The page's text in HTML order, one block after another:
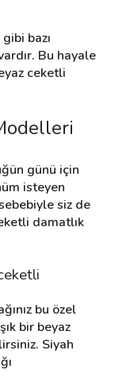
bazı
Bu hayale
ceketli
günü için
isteyen
siz de
damatlık
bu özel
bir beyaz
Siyah